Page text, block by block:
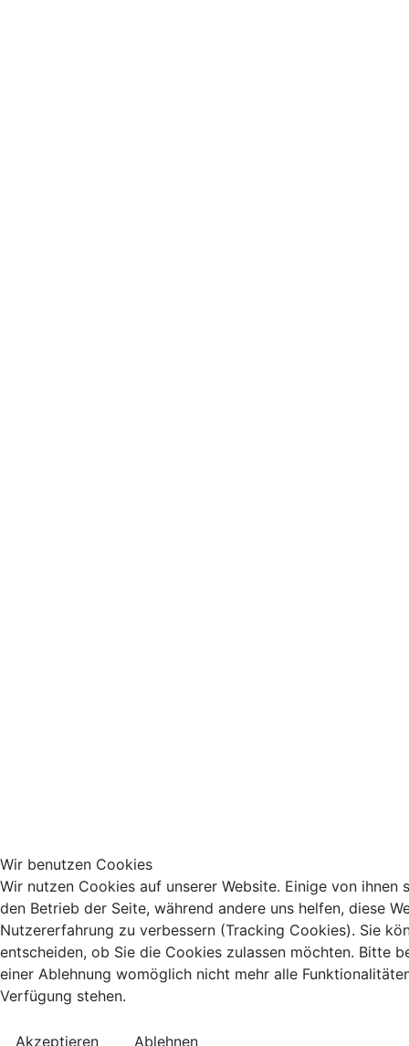
Wir benutzen Cookies
Wir nutzen Cookies auf unserer Website. Einige von ihnen
den Betrieb der Seite, während andere uns helfen, diese
Nutzererfahrung zu verbessern (Tracking Cookies). Sie
entscheiden, ob Sie die Cookies zulassen möchten. Bitte
einer Ablehnung womöglich nicht mehr alle
Verfügung stehen.
Akzeptieren Ablehnen